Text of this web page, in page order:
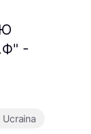
-
Ucraina